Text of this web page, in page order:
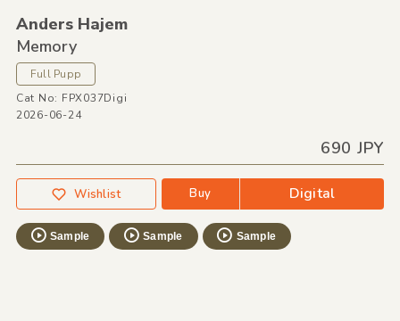
Anders Hajem
Memory
Full Pupp
Cat No: FPX037Digi
2026-06-24
690 JPY
Wishlist Buy Digital
Sample Sample Sample